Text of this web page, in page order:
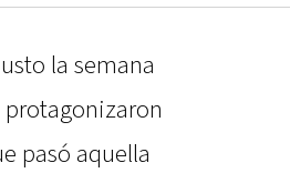
la semana
pasó aquella